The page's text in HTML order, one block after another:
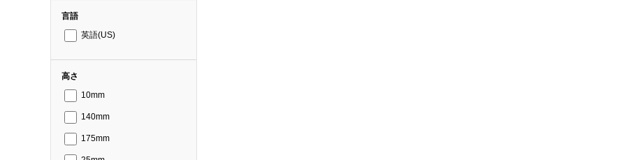
言語
英語(US)
高さ
10mm
140mm
175mm